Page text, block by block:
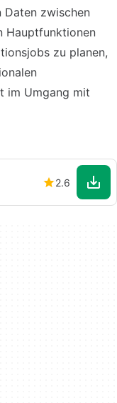
Daten zwischen
Hauptfunktionen
zu planen,
im Umgang mit
2.6